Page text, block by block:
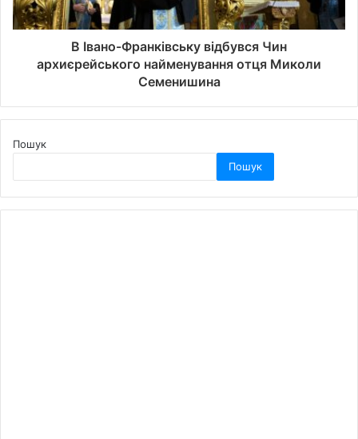
В Івано-Франківську відбувся Чин
архиєрейського найменування отця Миколи
Семенишина
Пошук
Пошук